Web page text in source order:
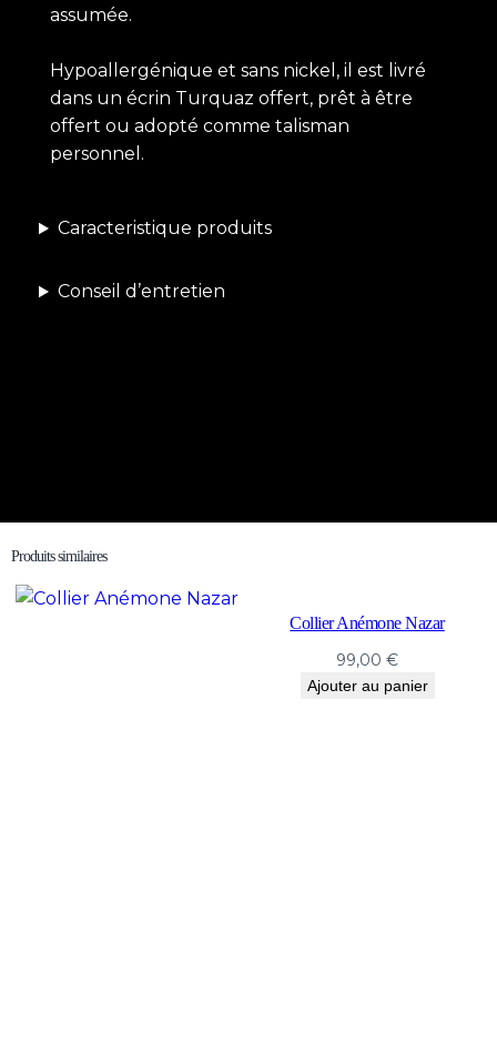
assumée.
Hypoallergénique et sans nickel, il est livré
dans un écrin Turquaz offert, prêt à être
offert ou adopté comme talisman
personnel.
Caracteristique produits
Conseil d’entretien
Produits similaires
Collier Anémone Nazar
99,00€
Ajouter au panier